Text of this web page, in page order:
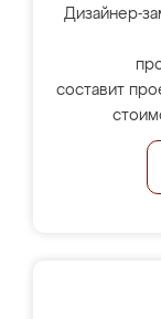
Дизайнер-
составит